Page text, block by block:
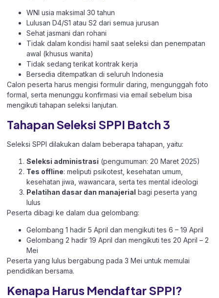
WNI usia maksimal 30 tahun
Lulusan D4/S1 atau S2 dari semua jurusan
Sehat jasmani dan rohani
Tidak dalam kondisi hamil saat seleksi dan penempatan
awal (khusus wanita)
Tidak sedang terikat kontrak kerja
Bersedia ditempatkan di seluruh Indonesia
Calon peserta harus mengisi formulir daring, mengunggah foto
formal, serta menunggu konfirmasi via email sebelum bisa
mengikuti tahapan seleksi lanjutan.
Tahapan Seleksi SPPI Batch 3
Seleksi SPPI dilakukan dalam beberapa tahapan, yaitu:
Seleksi administrasi (pengumuman: 20 Maret 2025)
Tes offline: meliputi psikotest, kesehatan umum,
kesehatan jiwa, wawancara, serta tes mental ideologi
Pelatihan dasar dan manajerial bagi peserta yang
lulus
Peserta dibagi ke dalam dua gelombang:
Gelombang 1 hadir 5 April dan mengikuti tes 6 – 19 April
Gelombang 2 hadir 19 April dan mengikuti tes 20 April – 2
Mei
Peserta yang lulus bergabung pada 3 Mei untuk memulai
pendidikan bersama.
Kenapa Harus Mendaftar SPPI?